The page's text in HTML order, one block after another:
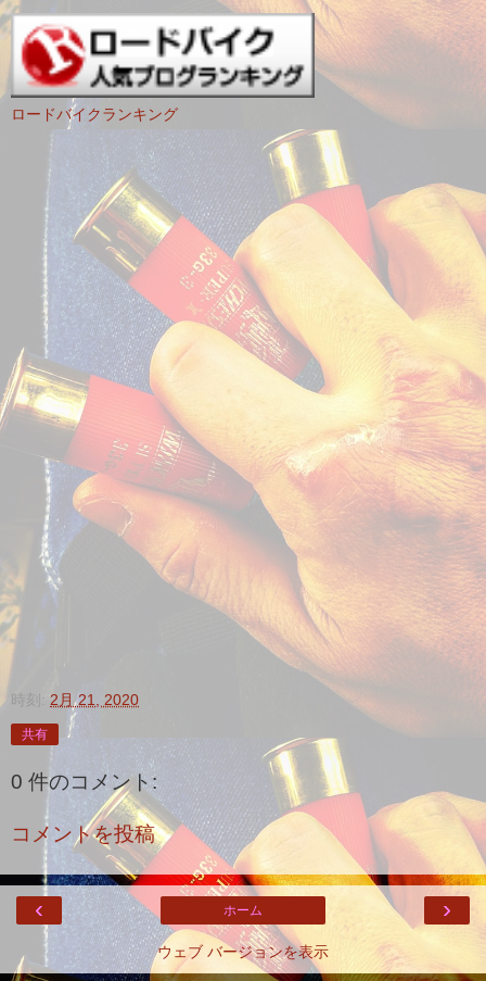
ロードバイクランキング
時刻: 2月 21, 2020
共有
0 件のコメント:
コメントを投稿
‹ ›
ホーム
ウェブ バージョンを表示